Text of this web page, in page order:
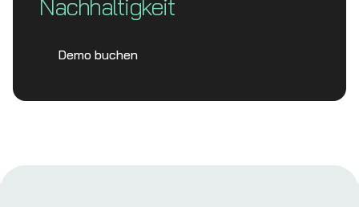
Demo buchen